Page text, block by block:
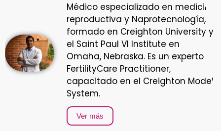
Médico especializado en medicina
reproductiva y Naprotecnología,
formado en Creighton University y
el Saint Paul VI Institute en
Omaha, Nebraska. Es un experto
FertilityCare Practitioner,
capacitado en el Creighton Model
System.
Ver más